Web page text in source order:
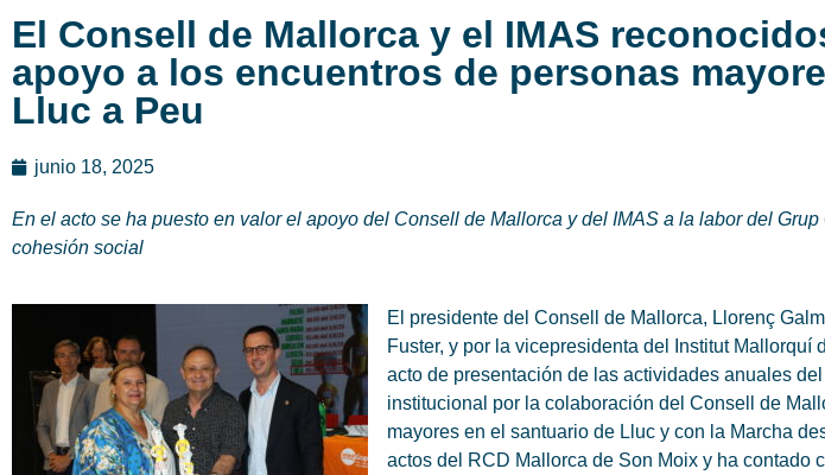
El Consell de Mallorca y el IMAS
apoyo a los encuentros de personas
Lluc a Peu
junio 18, 2025
En el acto se ha puesto en valor el apoyo del Consell de Mallorca y del IMAS a la labor del
cohesión social
El presidente del Consell de Mallorca, Llorenç
Fuster, y por la vicepresidenta del Institut Mallorquí
acto de presentación de las actividades anuales
institucional por la colaboración del Consell de
mayores en el santuario de Lluc y con la Marcha
actos del RCD Mallorca de Son Moix y ha contado